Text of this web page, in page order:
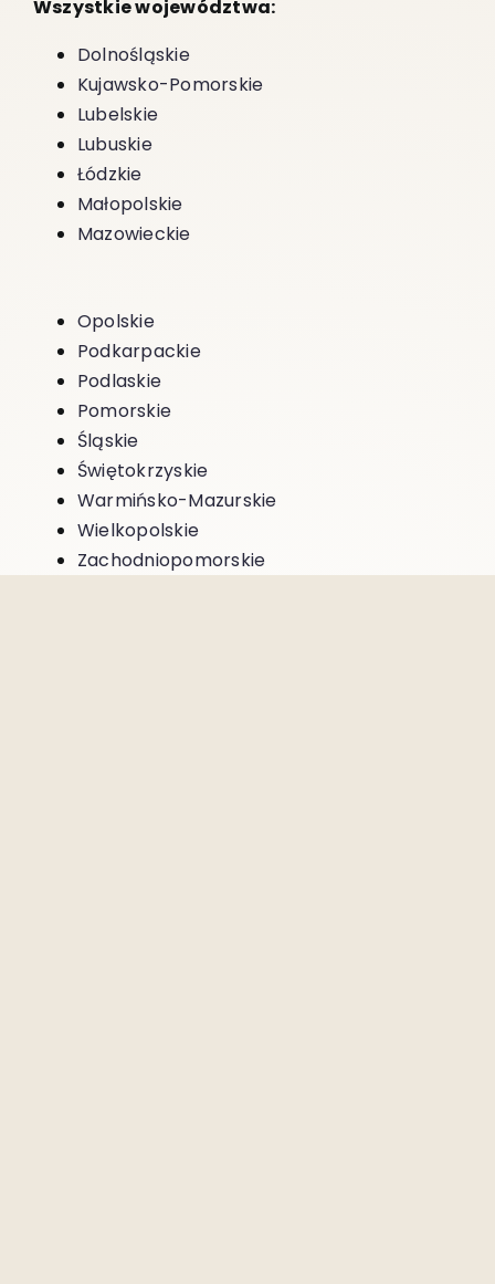
Wszystkie województwa:
Dolnośląskie
Kujawsko-Pomorskie
Lubelskie
Lubuskie
Łódzkie
Małopolskie
Mazowieckie
Opolskie
Podkarpackie
Podlaskie
Pomorskie
Śląskie
Świętokrzyskie
Warmińsko-Mazurskie
Wielkopolskie
Zachodniopomorskie